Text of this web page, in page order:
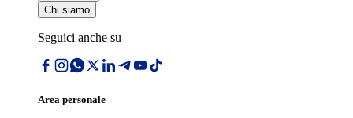
Chi siamo
Seguici anche su
Area personale